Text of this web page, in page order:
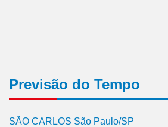
Previsão do Tempo
SÃO CARLOS São Paulo/SP